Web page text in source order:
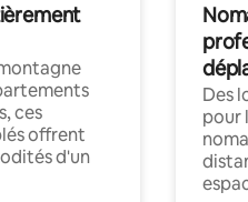
ces
offrent
d'un
Des
pour